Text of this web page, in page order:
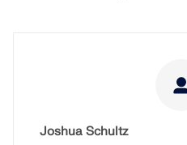
Joshua Schultz